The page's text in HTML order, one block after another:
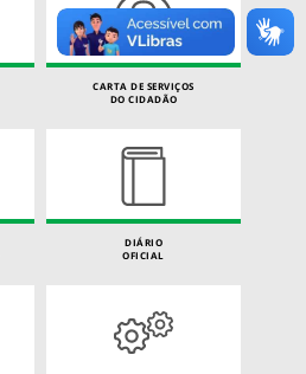
CARTA DE SERVIÇOS
DO CIDADÃO
DIÁRIO
OFICIAL